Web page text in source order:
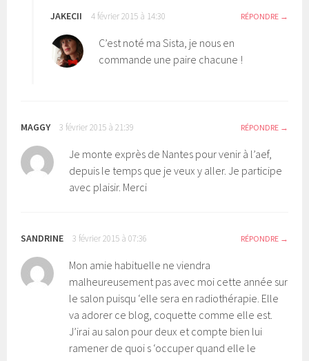
JAKECII 4 février 2015 à 14:30 RÉPONDRE
C’est noté ma Sista, je nous en
commande une paire chacune !
MAGGY 3 février 2015 à 21:39 RÉPONDRE
Je monte exprès de Nantes pour venir à l’aef,
depuis le temps que je veux y aller. Je participe
avec plaisir. Merci
SANDRINE 3 février 2015 à 07:36 RÉPONDRE
Mon amie habituelle ne viendra
malheureusement pas avec moi cette année sur
le salon puisqu ‘elle sera en radiothérapie. Elle
va adorer ce blog, coquette comme elle est.
J’irai au salon pour deux et compte bien lui
ramener de quoi s ‘occuper quand elle le